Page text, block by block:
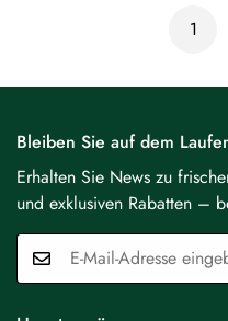
1
Bleiben Sie auf dem
Erhalten Sie News zu
und exklusiven Rabatten –